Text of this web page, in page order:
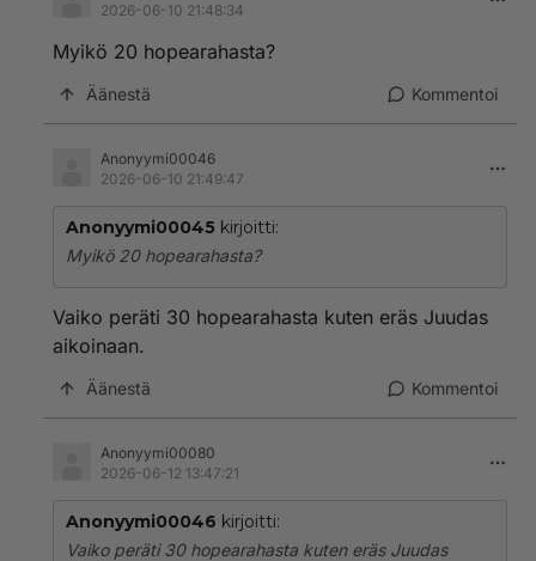
2026-06-10 21:48:34
Myikö 20 hopearahasta?
Äänestä Kommentoi
Anonyymi00046
2026-06-10 21:49:47
Anonyymi00045 kirjoitti:
Myikö 20 hopearahasta?
Vaiko peräti 30 hopearahasta kuten eräs Juudas
aikoinaan.
Äänestä Kommentoi
Anonyymi00080
2026-06-12 13:47:21
Anonyymi00046 kirjoitti:
Vaiko peräti 30 hopearahasta kuten eräs Juudas